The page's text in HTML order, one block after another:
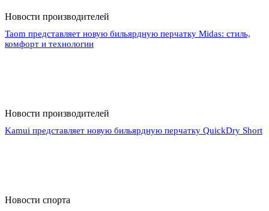
Новости производителей
Taom представляет новую бильярдную перчатку Midas: стиль,
комфорт и технологии
Новости производителей
Kamui представляет новую бильярдную перчатку QuickDry Short
Новости спорта